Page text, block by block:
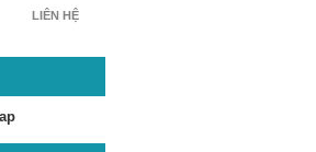
LIÊN HỆ